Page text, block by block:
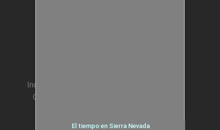
Incentivos para Empresas
Condiciones generales